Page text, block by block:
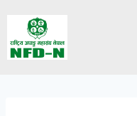
content